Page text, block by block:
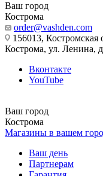
Ваш город
Кострома
order@vashden.com
156013, Костромская
Кострома, ул. Ленина,
Вконтакте
YouTube
Ваш город
Кострома
Магазины в вашем
Ваш день
Партнерам